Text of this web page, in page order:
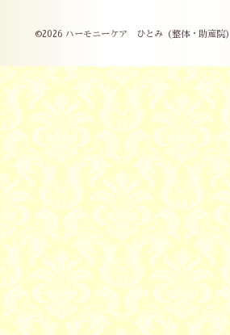
©2026 ハーモニーケア ひとみ（整体・助産院）